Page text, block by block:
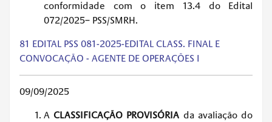
conformidade com o item 13.4 do Edital
072/2025– PSS/SMRH.
81 EDITAL PSS 081-2025-EDITAL CLASS. FINAL E
CONVOCAÇÃO - AGENTE DE OPERAÇÕES I
09/09/2025
A CLASSIFICAÇÃO PROVISÓRIA da avaliação do